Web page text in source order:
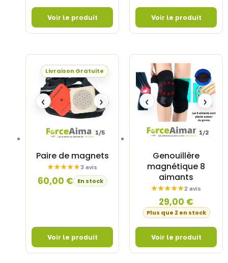
Paire de magnets
3 avis
60,00 € En stock
Livraison Gratuite
‹ ›
1/5
Genouillère
magnétique 8
aimants
2 avis
29,00 €
Plus que 2 en stock
‹ ›
1/2